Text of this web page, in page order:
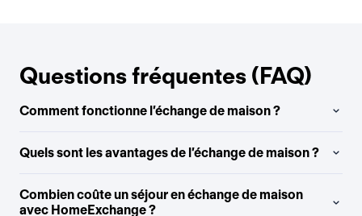
Questions fréquentes (FAQ)
Comment fonctionne l’échange de maison ?
Quels sont les avantages de l’échange de maison ?
Combien coûte un séjour en échange de maison
avec HomeExchange ?